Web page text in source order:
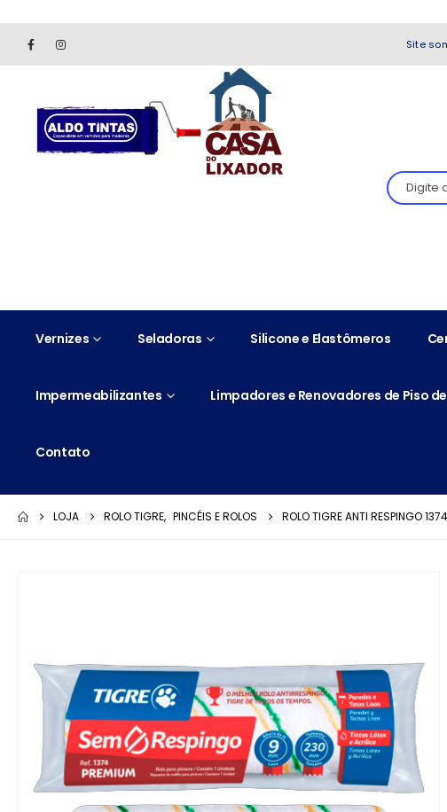
Site
Vernizes Seladoras Silicone e Elastômeros
Impermeabilizantes Limpadores e Renovadores de Piso
Contato
LOJA ROLO TIGRE, PINCÉIS E ROLOS ROLO TIGRE ANTI RESPINGO